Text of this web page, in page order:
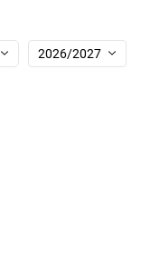
2026/2027